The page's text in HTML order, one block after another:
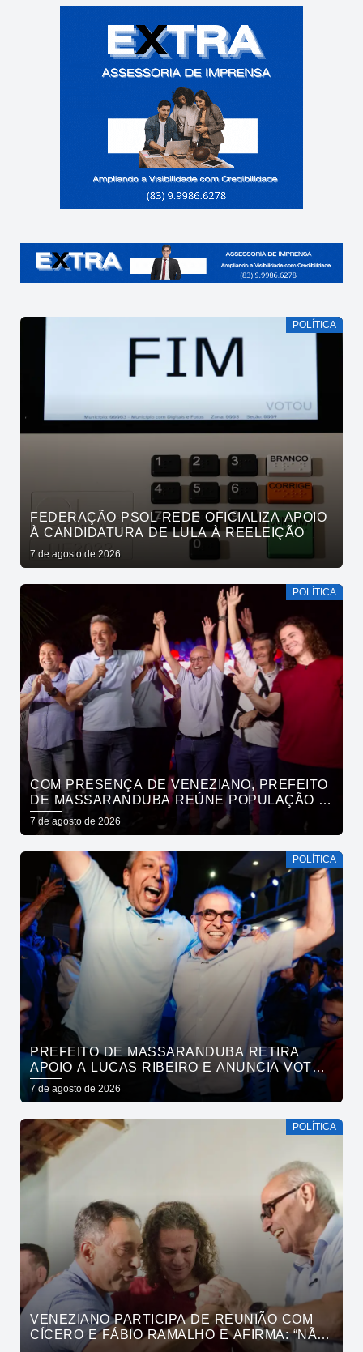
POLÍTICA
FEDERAÇÃO PSOL-REDE OFICIALIZA APOIO
À CANDIDATURA DE LULA À REELEIÇÃO
7 de agosto de 2026
POLÍTICA
COM PRESENÇA DE VENEZIANO, PREFEITO
DE MASSARANDUBA REÚNE POPULAÇÃO E
ANUNCIA APOIO A CÍCERO LUCENA
7 de agosto de 2026
POLÍTICA
PREFEITO DE MASSARANDUBA RETIRA
APOIO A LUCAS RIBEIRO E ANUNCIA VOTO
EM CÍCERO PARA O GOVERNO
7 de agosto de 2026
POLÍTICA
VENEZIANO PARTICIPA DE REUNIÃO COM
CÍCERO E FÁBIO RAMALHO E AFIRMA: “NÃO